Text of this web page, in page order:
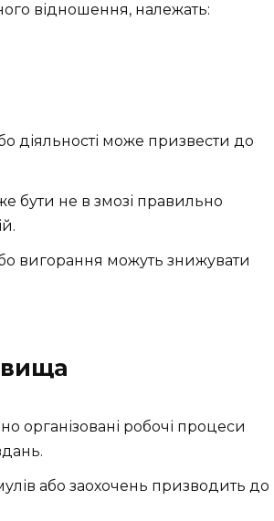
відношення, належать:
діяльності може призвести до
бути не в змозі правильно
вигорання можуть знижувати
організовані робочі процеси
або заохочень призводить до